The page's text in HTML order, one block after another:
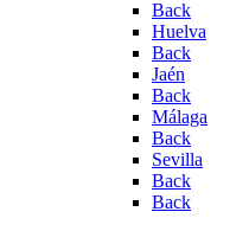
Back
Huelva
Back
Jaén
Back
Málaga
Back
Sevilla
Back
Back